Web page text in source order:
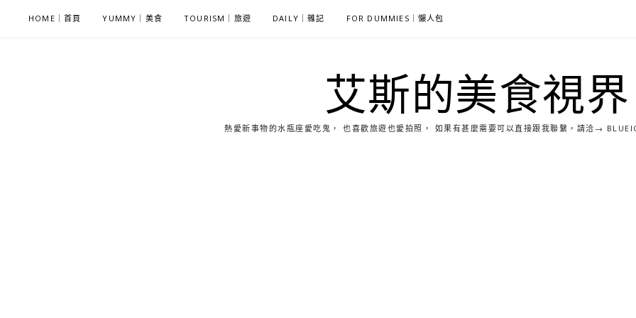
HOME｜首頁 YUMMY｜美食 TOURISM｜旅遊 DAILY｜雜記 FOR DUMMIES｜懶人包
艾斯的美食視界
熱愛新事物的水瓶座愛吃鬼， 也喜歡旅遊也愛拍照， 如果有甚麼需要可以直接跟我聯繫，請洽→